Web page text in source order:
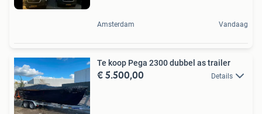
Amsterdam Vandaag
Te koop Pega 2300 dubbel as trailer
€ 5.500,00 Details